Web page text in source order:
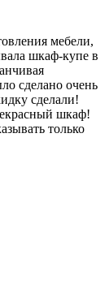
мебели,
шкаф-купе в
сделано очень
сделали!
шкаф!
только